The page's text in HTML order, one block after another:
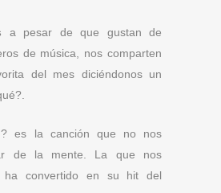
a pesar de que gustan de
de música, nos comparten
del mes diciéndonos un
es la canción que no nos
de la mente. La que nos
ha convertido en su hit del